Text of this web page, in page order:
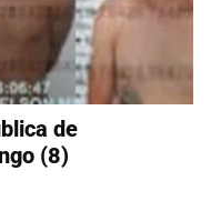
de
(8)